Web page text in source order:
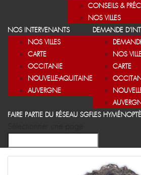
CONSEILS &
NOS VILLES
NOS INTERVENANTS
NOS VILLES
CARTE
OCCITANIE
NOUVELLE-AQUITAINE
AUVERGNE
DEMANDE
NOS
CARTE
FAIRE PARTIE DU RÉSEAU SGFLES